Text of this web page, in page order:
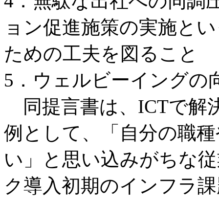
ョン促進施策の実施と
ための工夫を図ること
5．ウェルビーイングの
同提言書は、ICTで解
例として、「自分の職
い」と思い込みがちな
ク導入初期のインフラ